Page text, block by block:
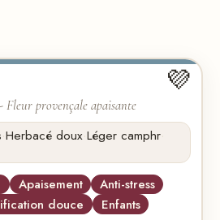
provençale apaisante
💜
·Herbacé doux·Léger camphr·
Apaisement
Anti-stress
douce Enfants